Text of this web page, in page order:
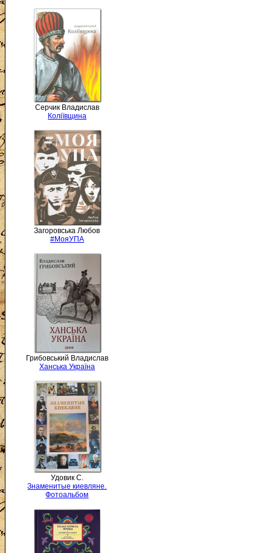
Серчик Владислав
Коліївщина
Загоровська Любов
#МояУПА
Грибовський Владислав
Ханська Україна
Удовик С.
Знаменитые киевляне.
Фотоальбом